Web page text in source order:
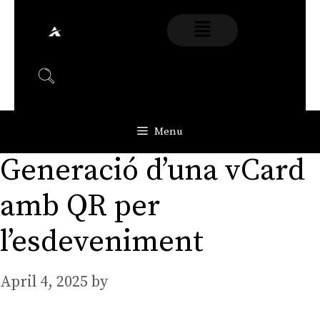
Menu
Generació d’una vCard
amb QR per
l’esdeveniment
April 4, 2025 by